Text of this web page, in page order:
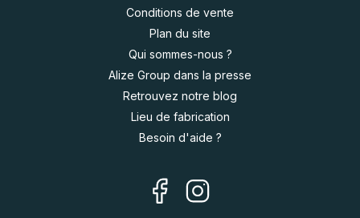
Conditions de vente
Plan du site
Qui sommes-nous ?
Alize Group dans la presse
Retrouvez notre blog
Lieu de fabrication
Besoin d'aide ?